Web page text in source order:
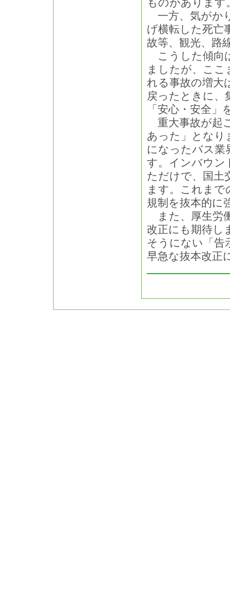
ものがあります
一方、気がか
げ横転した死亡
故等、観光、路
こうした傾向
ましたが、ここ
れる事故の増大
戻ったときに、
「安心・安全
重大事故が起
あった」となり
になったバス業
す。インバウン
ただけで、国土
ます。これま
規制を抜本的に
また、厚生労
改正にも期待し
そうにない「告
早急な抜本改正